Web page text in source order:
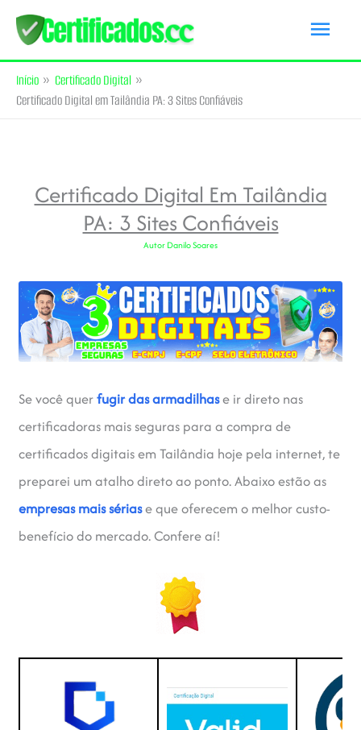
para
o
conteúdo
Início
Certificado Digital
Certificado Digital em Tailândia PA: 3 Sites Confiáveis
Certificado Digital Em Tailândia
PA: 3 Sites Confiáveis
AutorDanilo Soares
Se você querfugir das armadilhase ir direto nas
certificadoras mais seguras para a compra de
certificados digitais em Tailândia hoje pela internet, te
preparei um atalho direto ao ponto. Abaixo estão as
empresas mais sériase que oferecem o melhor custo-
benefício do mercado. Confere aí!